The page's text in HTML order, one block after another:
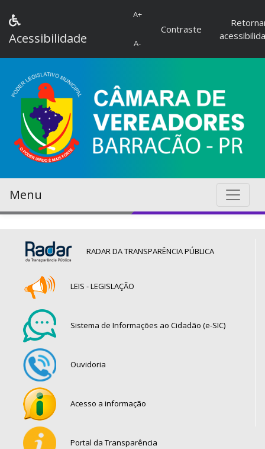
Acessibilidade
A+
A-
Contraste
Menu
RADAR DA TRANSPARÊNCIA PÚBLICA
LEIS - LEGISLAÇÃO
Sistema de Informações ao Cidadão (e-SIC)
Ouvidoria
Acesso a informação
Portal da Transparência